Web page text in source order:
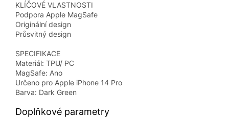
KLÍČOVÉ VLASTNOSTI
Podpora Apple MagSafe
Originální design
Průsvitný design
SPECIFIKACE
Materiál: TPU/ PC
MagSafe: Ano
Určeno pro Apple iPhone 14 Pro
Barva: Dark Green
Doplňkové parametry